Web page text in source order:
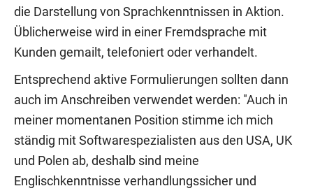
die Darstellung von Sprachkenntnissen in Aktion.
Üblicherweise wird in einer Fremdsprache mit
Kunden gemailt, telefoniert oder verhandelt.
Entsprechend aktive Formulierungen sollten dann
auch im Anschreiben verwendet werden: "Auch in
meiner momentanen Position stimme ich mich
ständig mit Softwarespezialisten aus den USA, UK
und Polen ab, deshalb sind meine
Englischkenntnisse verhandlungssicher und